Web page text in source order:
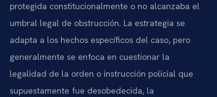
protegida constitucionalmente o no alcanzaba el
umbral legal de obstrucción. La estrategia se
adapta a los hechos específicos del caso, pero
generalmente se enfoca en cuestionar la
legalidad de la orden o instrucción policial que
supuestamente fue desobedecida, la